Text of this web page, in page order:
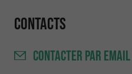
Contacts
CONTACTER PAR EMAIL